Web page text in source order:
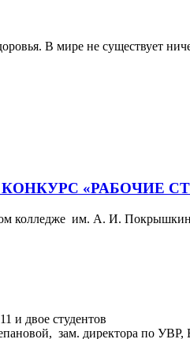
В мире не существует
«РАБОЧИЕ
колледже им. А. И.
и двое студентов
зам. директора по